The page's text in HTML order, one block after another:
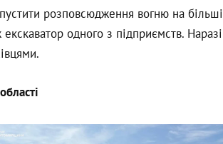
розповсюдження вогню на більші
одного з підприємств. Наразі